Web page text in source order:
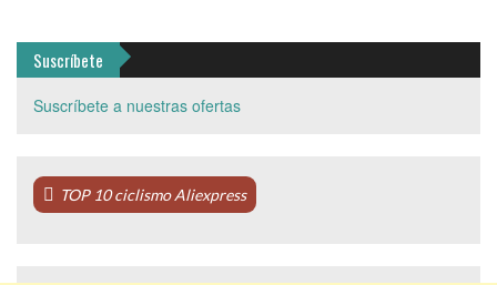
Suscríbete
Suscríbete a nuestras ofertas
TOP 10 ciclismo Aliexpress